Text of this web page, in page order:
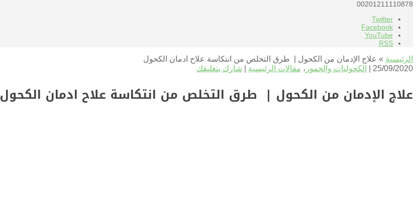
00201211110878
Twitter
Facebook
YouTube
RSS
الرئيسية » علاج الإدمان من الكحول | طرق التخلص من انتكاسة علاح ادمان الكحول
25/09/2020 |
الكحوليات والخمور ، مقالات الرئيسية شارك بتعليقك
علاج الإدمان من الكحول | طرق التخلص من انتكاسة علاح ادمان الكحول